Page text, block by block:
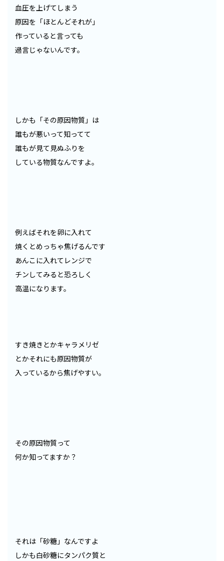
血圧を上げてしまう
原因を「ほとんどそれが」
作っていると言っても
過言じゃないんです。
しかも「その原因物質」は
誰もが悪いって知ってて
誰もが見て見ぬふりを
している物質なんですよ。
例えばそれを卵に入れて
焼くとめっちゃ焦げるんです
あんこに入れてレンジで
チンしてみると恐ろしく
高温になります。
すき焼きとかキャラメリゼ
とかそれにも原因物質が
入っているから焦げやすい。
その原因物質って
何か知ってますか？
それは「砂糖」なんですよ
しかも白砂糖にタンパク質と